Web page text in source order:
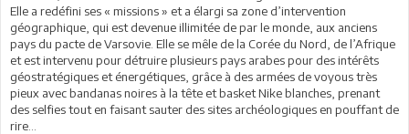
Elle a redéfini ses « missions » et a élargi sa zone d’intervention
géographique, qui est devenue illimitée de par le monde, aux anciens
pays du pacte de Varsovie. Elle se mêle de la Corée du Nord, de l’Afrique
et est intervenu pour détruire plusieurs pays arabes pour des intérêts
géostratégiques et énergétiques, grâce à des armées de voyous très
pieux avec bandanas noires à la tête et basket Nike blanches, prenant
des selfies tout en faisant sauter des sites archéologiques en pouffant de
rire...